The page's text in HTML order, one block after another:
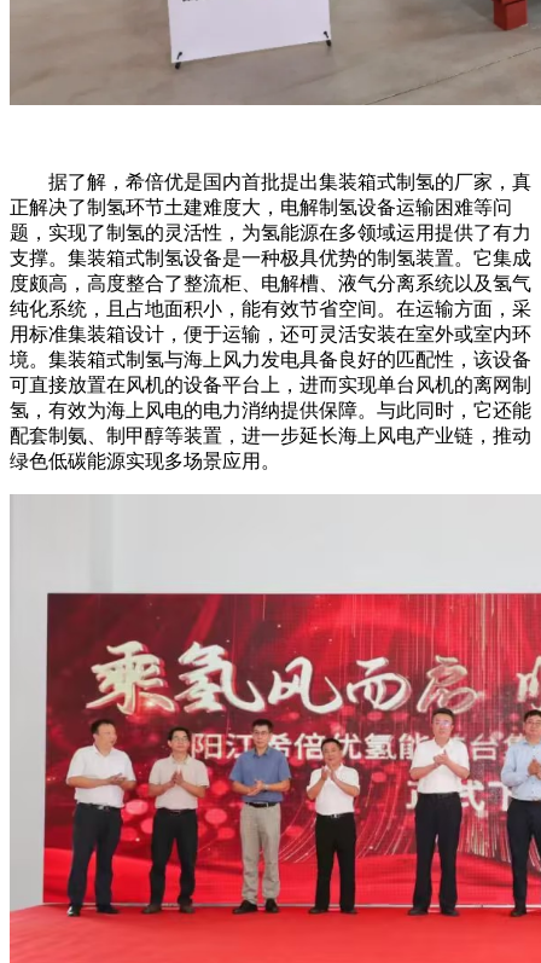
据了解，希倍优是国内首批提出集装箱式制氢的厂家，真
正解决了制氢环节土建难度大，电解制氢设备运输困难等问
题，实现了制氢的灵活性，为氢能源在多领域运用提供了有力
支撑。集装箱式制氢设备是一种极具优势的制氢装置。它集成
度颇高，高度整合了整流柜、电解槽、液气分离系统以及氢气
纯化系统，且占地面积小，能有效节省空间。在运输方面，采
用标准集装箱设计，便于运输，还可灵活安装在室外或室内环
境。集装箱式制氢与海上风力发电具备良好的匹配性，该设备
可直接放置在风机的设备平台上，进而实现单台风机的离网制
氢，有效为海上风电的电力消纳提供保障。与此同时，它还能
配套制氨、制甲醇等装置，进一步延长海上风电产业链，推动
绿色低碳能源实现多场景应用。